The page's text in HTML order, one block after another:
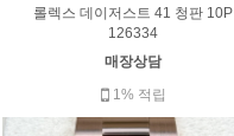
롤렉스 데이저스트 41 청판 10P
126334
매장상담
1% 적립